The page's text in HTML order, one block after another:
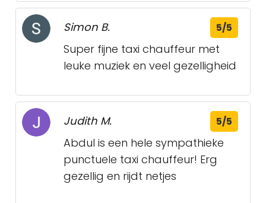
Simon B. 5/5
Super fijne taxi chauffeur met
leuke muziek en veel gezelligheid
Judith M. 5/5
Abdul is een hele sympathieke
punctuele taxi chauffeur! Erg
gezellig en rijdt netjes